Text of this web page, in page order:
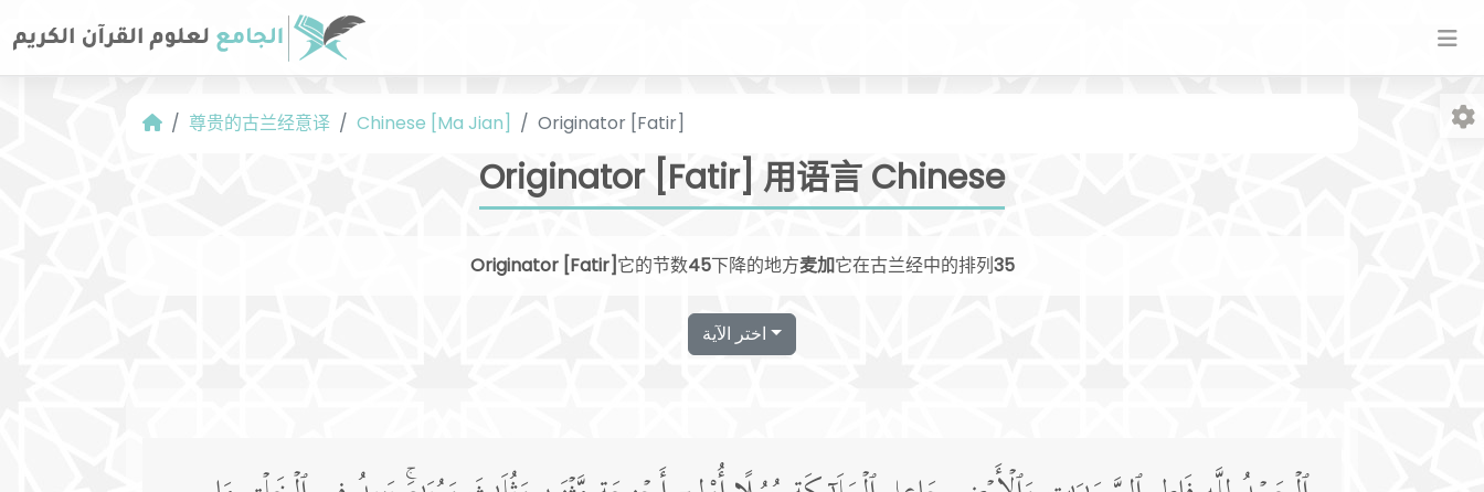
尊贵的古兰经意译 Chinese [Ma Jian] Originator [Fatir]
Originator [Fatir] 用语言 Chinese
Originator [Fatir]它的节数45下降的地方麦加它在古兰经中的排列35
اختر الآية